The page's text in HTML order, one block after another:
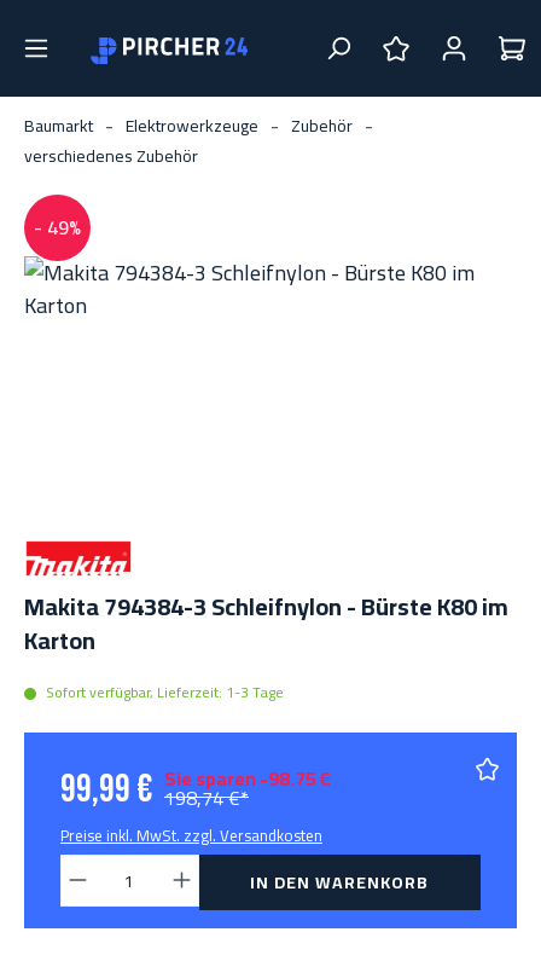
Zum Hauptinhalt springen
Baumarkt
Elektrowerkzeuge
Zubehör
verschiedenes Zubehör
- 49%
Bildergalerie überspringen
Makita 794384-3 Schleifnylon - Bürste K80 im
Karton
Sofort verfügbar, Lieferzeit: 1-3 Tage
99,99 € Sie sparen -98.75 €
198,74 €*
Preise inkl. MwSt. zzgl. Versandkosten
Produkt Anzahl: Gib den gewünschten
IN DEN WARENKORB